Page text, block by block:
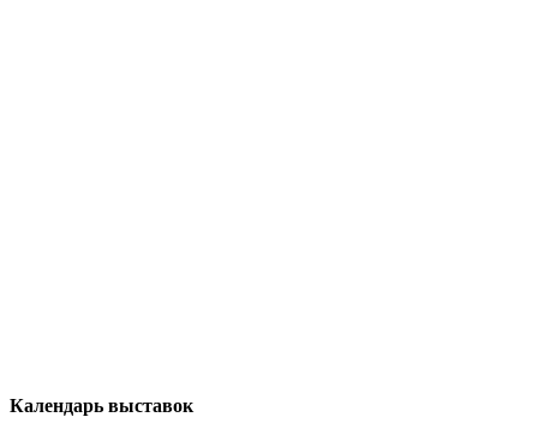
Календарь выставок